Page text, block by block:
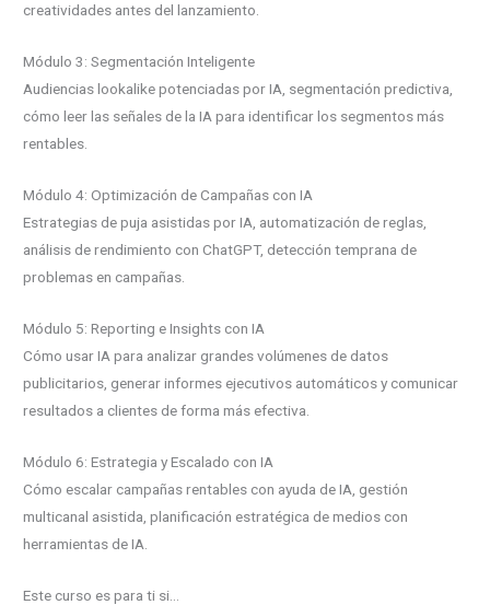
creatividades antes del lanzamiento.
Módulo 3: Segmentación Inteligente
Audiencias lookalike potenciadas por IA, segmentación predictiva,
cómo leer las señales de la IA para identificar los segmentos más
rentables.
Módulo 4: Optimización de Campañas con IA
Estrategias de puja asistidas por IA, automatización de reglas,
análisis de rendimiento con ChatGPT, detección temprana de
problemas en campañas.
Módulo 5: Reporting e Insights con IA
Cómo usar IA para analizar grandes volúmenes de datos
publicitarios, generar informes ejecutivos automáticos y comunicar
resultados a clientes de forma más efectiva.
Módulo 6: Estrategia y Escalado con IA
Cómo escalar campañas rentables con ayuda de IA, gestión
multicanal asistida, planificación estratégica de medios con
herramientas de IA.
Este curso es para ti si…